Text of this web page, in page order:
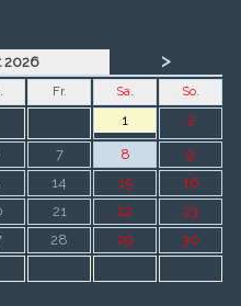
2026 >
Fr. Sa. So.
1 2
7 8
9
14 15
16
21 22
23
28 29
30